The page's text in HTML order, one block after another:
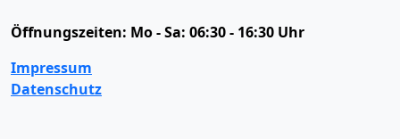
Öffnungszeiten: Mo - Sa: 06:30 - 16:30 Uhr
Impressum
Datenschutz